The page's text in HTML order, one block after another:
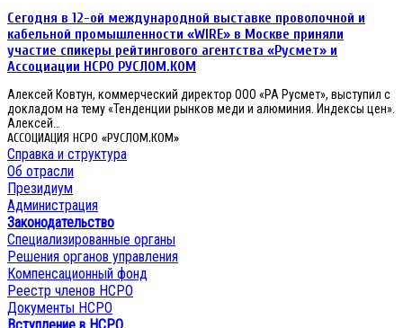
2019-
2030
гг.
Перспективы
технологического
партнерства
с
Китаем
и
Индией
ой
международной
выставке
проволочной
и
кабельной
промышленности
«WIRE»
в
Москве
приняли
участие
спикеры
рейтингового
агентства
«Русмет»
и
Ассоциации
НСРО
РУСЛОМ.КОM
Сегодня в 12-ой международной выставке проволочной и
кабельной промышленности «WIRE» в Москве приняли
участие спикеры рейтингового агентства «Русмет» и
Ассоциации НСРО РУСЛОМ.КОM
Алексей Ковтун, коммерческий директор ООО «РА Русмет», выступил с
докладом на тему «Тенденции рынков меди и алюминия. Индексы цен».
Алексей…
АССОЦИАЦИЯ НСРО «РУСЛОМ.КОМ»
Справка и структура
Об отрасли
Президиум
Администрация
Законодательство
Специализированные органы
Решения органов управления
Компенсационный фонд
Реестр членов НСРО
Документы НСРО
Вступление в НСРО